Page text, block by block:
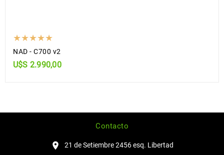
NAD - C700 v2
U$S 2.990,00
Contacto
21 de Setiembre 2456 esq. Libertad